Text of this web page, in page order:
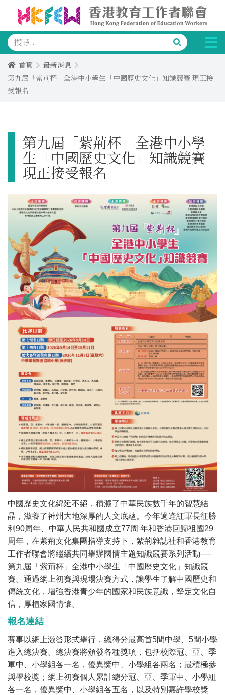
首頁
最新消息
第九屆「紫荊杯」全港中小學生「中國歷史文化」知識競賽 現正接
受報名
第九屆「紫荊杯」全港中小學
生「中國歷史文化」知識競賽
現正接受報名
中國歷史文化綿延不絕，積澱了中華民族數千年的智慧結
晶，滋養了神州大地深厚的人文底蘊。今年適逢紅軍長征勝
利90周年、中華人民共和國成立77周 年和香港回歸祖國29
周年，在紫荊文化集團指導支持下，紫荊雜誌社和香港教育
工作者聯會將繼續共同舉辦國情主題知識競賽系列活動──
第九屆「紫荊杯」全港中小學生「中國歷史文化」知識競
賽。通過網上初賽與現場決賽方式，讓學生了解中國歷史和
傳統文化，增強香港青少年的國家和民族意識，堅定文化自
信，厚植家國情懷。
報名連結
賽事以網上激答形式舉行，總得分最高首5間中學、 5間小學
進入總決賽。總決賽將頒發各種獎項，包括校際冠、亞、季
軍中、小學組各一名，優異獎中、小學組各兩名；最積極參
與學校獎；網上初賽個人累計總分冠、亞、季軍中、小學組
各一名，優異獎中、小學組各五名，以及特別嘉許學校獎